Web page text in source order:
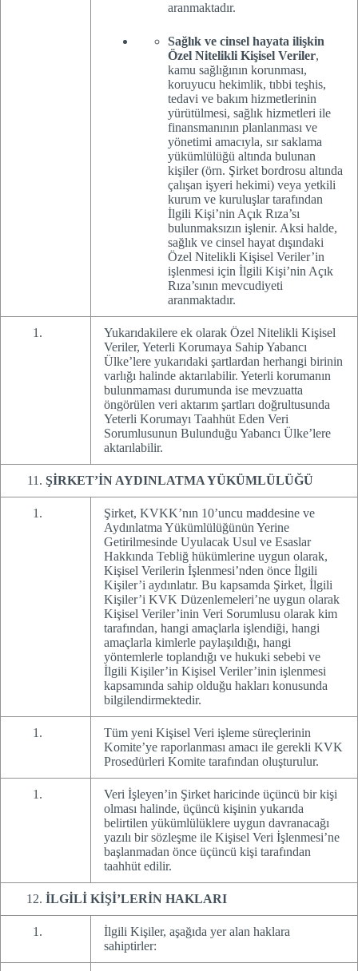
aranmaktadır.
Sağlık ve cinsel hayata ilişkin
Özel Nitelikli Kişisel Veriler,
kamu sağlığının korunması,
koruyucu hekimlik, tıbbi teşhis,
tedavi ve bakım hizmetlerinin
yürütülmesi, sağlık hizmetleri ile
finansmanının planlanması ve
yönetimi amacıyla, sır saklama
yükümlülüğü altında bulunan
kişiler (örn. Şirket bordrosu altında
çalışan işyeri hekimi) veya yetkili
kurum ve kuruluşlar tarafından
İlgili Kişi’nin Açık Rıza’sı
bulunmaksızın işlenir. Aksi halde,
sağlık ve cinsel hayat dışındaki
Özel Nitelikli Kişisel Veriler’in
işlenmesi için İlgili Kişi’nin Açık
Rıza’sının mevcudiyeti
aranmaktadır.
Yukarıdakilere ek olarak Özel Nitelikli Kişisel
Veriler, Yeterli Korumaya Sahip Yabancı
Ülke’lere yukarıdaki şartlardan herhangi birinin
varlığı halinde aktarılabilir. Yeterli korumanın
bulunmaması durumunda ise mevzuatta
öngörülen veri aktarım şartları doğrultusunda
Yeterli Korumayı Taahhüt Eden Veri
Sorumlusunun Bulunduğu Yabancı Ülke’lere
aktarılabilir.
ŞİRKET’İN AYDINLATMA YÜKÜMLÜLÜĞÜ
Şirket, KVKK’nın 10’uncu maddesine ve
Aydınlatma Yükümlülüğünün Yerine
Getirilmesinde Uyulacak Usul ve Esaslar
Hakkında Tebliğ hükümlerine uygun olarak,
Kişisel Verilerin İşlenmesi’nden önce İlgili
Kişiler’i aydınlatır. Bu kapsamda Şirket, İlgili
Kişiler’i KVK Düzenlemeleri’ne uygun olarak
Kişisel Veriler’inin Veri Sorumlusu olarak kim
tarafından, hangi amaçlarla işlendiği, hangi
amaçlarla kimlerle paylaşıldığı, hangi
yöntemlerle toplandığı ve hukuki sebebi ve
İlgili Kişiler’in Kişisel Veriler’inin işlenmesi
kapsamında sahip olduğu hakları konusunda
bilgilendirmektedir.
Tüm yeni Kişisel Veri işleme süreçlerinin
Komite’ye raporlanması amacı ile gerekli KVK
Prosedürleri Komite tarafından oluşturulur.
Veri İşleyen’in Şirket haricinde üçüncü bir kişi
olması halinde, üçüncü kişinin yukarıda
belirtilen yükümlülüklere uygun davranacağı
yazılı bir sözleşme ile Kişisel Veri İşlenmesi’ne
başlanmadan önce üçüncü kişi tarafından
taahhüt edilir.
İLGİLİ KİŞİ’LERİN HAKLARI
İlgili Kişiler, aşağıda yer alan haklara
sahiptirler: